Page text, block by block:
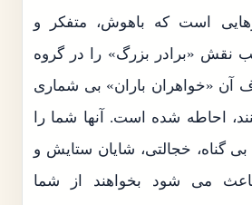
است که باهوش، متفکر و
نقش «برادر بزرگ» را در گروه
آن «خواهران باران» بی شماری
احاطه شده است. آنها شما را
گناه، خجالتی، شایان ستایش و
می شود بخواهند از شما